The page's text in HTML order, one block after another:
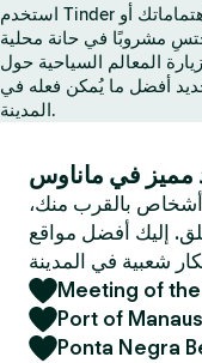
ل
ـ
e
r
استخدم Tinder لتُبادل الإعجاب مع شخص يُشاركُك اهتماماتك أو
مشروبًا في حانة محلية
المعالم السياحية حول
أفضل ما يُمكن فعله في
المدينة.
بالقرب منك،
إليك أفضل مواقع
Meeting of
Port of Manaus
Ponta Negra